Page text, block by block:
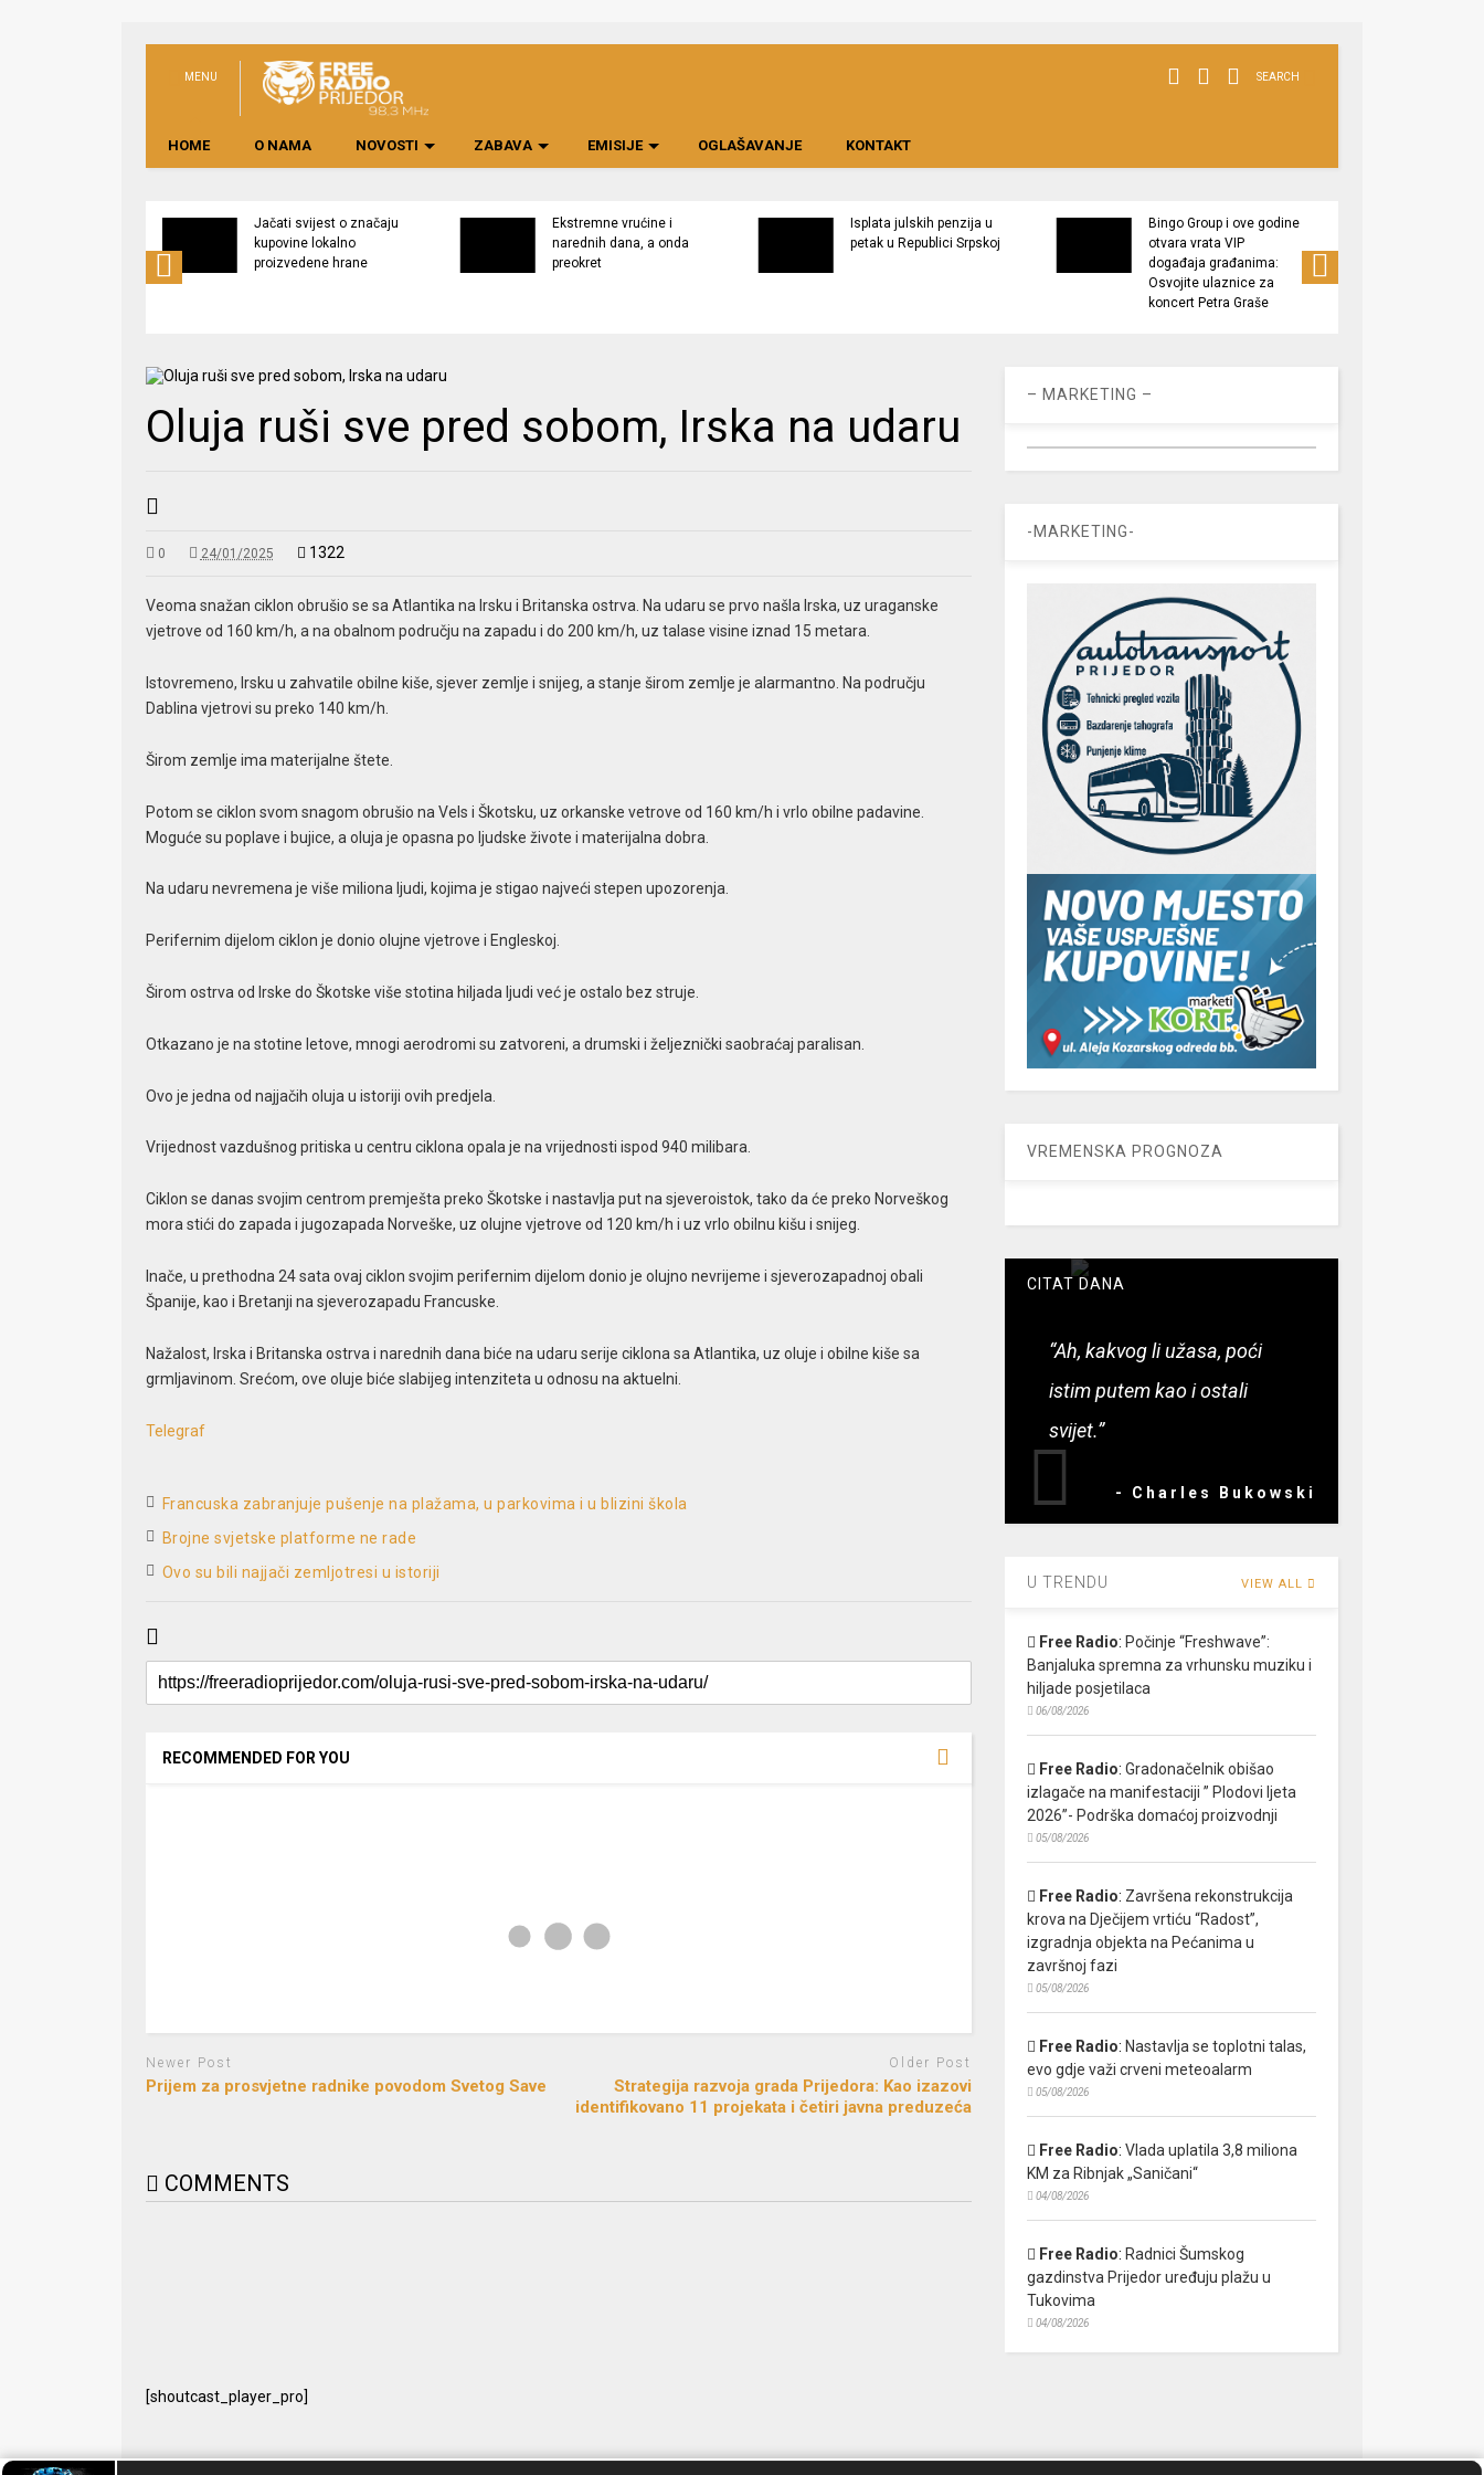
MENU SEARCH
HOME O NAMA NOVOSTI ZABAVA EMISIJE OGLAŠAVANJE KONTAKT
Jačati svijest o značaju
kupovine lokalno
proizvedene hrane
Ekstremne vrućine i
narednih dana, a onda
preokret
Isplata julskih penzija u
petak u Republici Srpskoj
Bingo Group i ove godine
otvara vrata VIP
događaja građanima:
Osvojite ulaznice za
koncert Petra Graše
Oluja ruši sve pred sobom, Irska na udaru
0 24/01/2025 1322
Veoma snažan ciklon obrušio se sa Atlantika na Irsku i Britanska ostrva. Na udaru se prvo našla Irska, uz uraganske
vjetrove od 160 km/h, a na obalnom području na zapadu i do 200 km/h, uz talase visine iznad 15 metara.
Istovremeno, Irsku u zahvatile obilne kiše, sjever zemlje i snijeg, a stanje širom zemlje je alarmantno. Na području
Dablina vjetrovi su preko 140 km/h.
Širom zemlje ima materijalne štete.
Potom se ciklon svom snagom obrušio na Vels i Škotsku, uz orkanske vetrove od 160 km/h i vrlo obilne padavine.
Moguće su poplave i bujice, a oluja je opasna po ljudske živote i materijalna dobra.
Na udaru nevremena je više miliona ljudi, kojima je stigao najveći stepen upozorenja.
Perifernim dijelom ciklon je donio olujne vjetrove i Еngleskoj.
Širom ostrva od Irske do Škotske više stotina hiljada ljudi već je ostalo bez struje.
Otkazano je na stotine letove, mnogi aerodromi su zatvoreni, a drumski i željeznički saobraćaj paralisan.
Ovo je jedna od najjačih oluja u istoriji ovih predjela.
Vrijednost vazdušnog pritiska u centru ciklona opala je na vrijednosti ispod 940 milibara.
Ciklon se danas svojim centrom premješta preko Škotske i nastavlja put na sjeveroistok, tako da će preko Norveškog
mora stići do zapada i jugozapada Norveške, uz olujne vjetrove od 120 km/h i uz vrlo obilnu kišu i snijeg.
Inače, u prethodna 24 sata ovaj ciklon svojim perifernim dijelom donio je olujno nevrijeme i sjeverozapadnoj obali
Španije, kao i Bretanji na sjeverozapadu Francuske.
Nažalost, Irska i Britanska ostrva i narednih dana biće na udaru serije ciklona sa Atlantika, uz oluje i obilne kiše sa
grmljavinom. Srećom, ove oluje biće slabijeg intenziteta u odnosu na aktuelni.
Telegraf
Francuska zabranjuje pušenje na plažama, u parkovima i u blizini škola
Brojne svjetske platforme ne rade
Ovo su bili najjači zemljotresi u istoriji
RECOMMENDED FOR YOU
Newer Post
Prijem za prosvjetne radnike povodom Svetog Save
Older Post
Strategija razvoja grada Prijedora: Kao izazovi
identifikovano 11 projekata i četiri javna preduzeća
COMMENTS
– MARKETING –
-MARKETING-
VREMENSKA PROGNOZA
CITAT DANA
“Ah, kakvog li užasa, poći
istim putem kao i ostali
svijet.”
- Charles Bukowski
U TRENDU VIEW ALL
Free Radio: Počinje “Freshwave”:
Banjaluka spremna za vrhunsku muziku i
hiljade posjetilaca
06/08/2026
Free Radio: Gradonačelnik obišao
izlagače na manifestaciji ” Plodovi ljeta
2026”- Podrška domaćoj proizvodnji
05/08/2026
Free Radio: Završena rekonstrukcija
krova na Dječijem vrtiću “Radost”,
izgradnja objekta na Pećanima u
završnoj fazi
05/08/2026
Free Radio: Nastavlja se toplotni talas,
evo gdje važi crveni meteoalarm
05/08/2026
Free Radio: Vlada uplatila 3,8 miliona
KM za Ribnjak „Saničani“
04/08/2026
Free Radio: Radnici Šumskog
gazdinstva Prijedor uređuju plažu u
Tukovima
04/08/2026
[shoutcast_player_pro]